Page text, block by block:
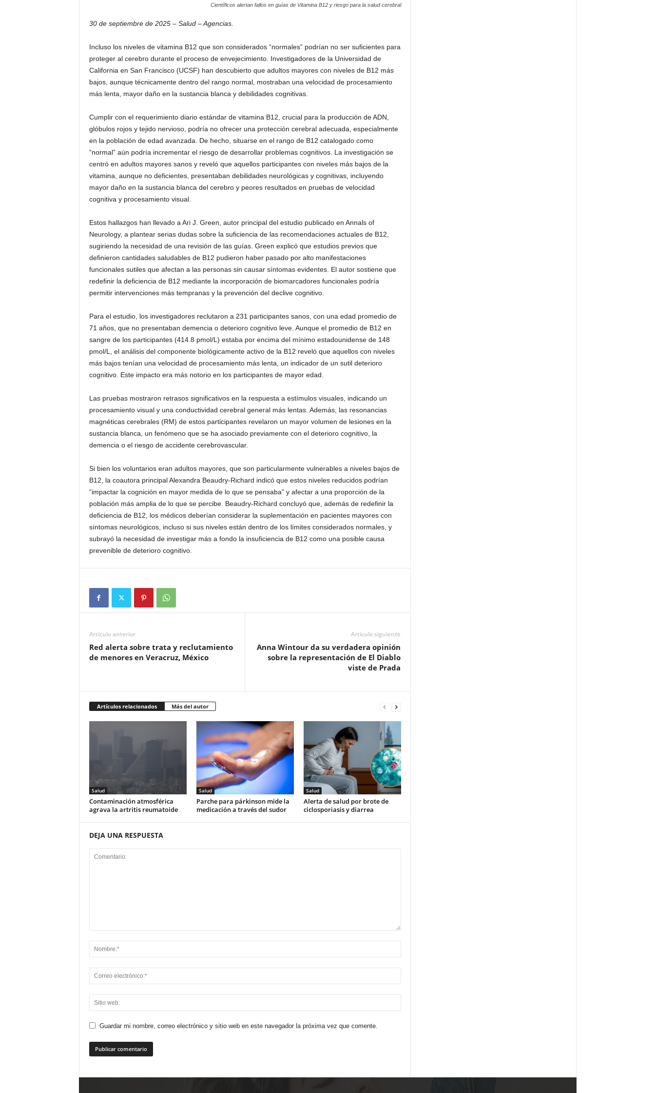
Científicos alertan fallos en guías de Vitamina B12 y riesgo para la salud cerebral
30 de septiembre de 2025 – Salud – Agencias.
Incluso los niveles de vitamina B12 que son considerados “normales” podrían no ser suficientes para
proteger al cerebro durante el proceso de envejecimiento. Investigadores de la Universidad de
California en San Francisco (UCSF) han descubierto que adultos mayores con niveles de B12 más
bajos, aunque técnicamente dentro del rango normal, mostraban una velocidad de procesamiento
más lenta, mayor daño en la sustancia blanca y debilidades cognitivas.
Cumplir con el requerimiento diario estándar de vitamina B12, crucial para la producción de ADN,
glóbulos rojos y tejido nervioso, podría no ofrecer una protección cerebral adecuada, especialmente
en la población de edad avanzada. De hecho, situarse en el rango de B12 catalogado como
“normal” aún podría incrementar el riesgo de desarrollar problemas cognitivos. La investigación se
centró en adultos mayores sanos y reveló que aquellos participantes con niveles más bajos de la
vitamina, aunque no deficientes, presentaban debilidades neurológicas y cognitivas, incluyendo
mayor daño en la sustancia blanca del cerebro y peores resultados en pruebas de velocidad
cognitiva y procesamiento visual.
Estos hallazgos han llevado a Ari J. Green, autor principal del estudio publicado en Annals of
Neurology, a plantear serias dudas sobre la suficiencia de las recomendaciones actuales de B12,
sugiriendo la necesidad de una revisión de las guías. Green explicó que estudios previos que
definieron cantidades saludables de B12 pudieron haber pasado por alto manifestaciones
funcionales sutiles que afectan a las personas sin causar síntomas evidentes. El autor sostiene que
redefinir la deficiencia de B12 mediante la incorporación de biomarcadores funcionales podría
permitir intervenciones más tempranas y la prevención del declive cognitivo.
Para el estudio, los investigadores reclutaron a 231 participantes sanos, con una edad promedio de
71 años, que no presentaban demencia o deterioro cognitivo leve. Aunque el promedio de B12 en
sangre de los participantes (414.8 pmol/L) estaba por encima del mínimo estadounidense de 148
pmol/L, el análisis del componente biológicamente activo de la B12 reveló que aquellos con niveles
más bajos tenían una velocidad de procesamiento más lenta, un indicador de un sutil deterioro
cognitivo. Este impacto era más notorio en los participantes de mayor edad.
Las pruebas mostraron retrasos significativos en la respuesta a estímulos visuales, indicando un
procesamiento visual y una conductividad cerebral general más lentas. Además, las resonancias
magnéticas cerebrales (RM) de estos participantes revelaron un mayor volumen de lesiones en la
sustancia blanca, un fenómeno que se ha asociado previamente con el deterioro cognitivo, la
demencia o el riesgo de accidente cerebrovascular.
Si bien los voluntarios eran adultos mayores, que son particularmente vulnerables a niveles bajos de
B12, la coautora principal Alexandra Beaudry-Richard indicó que estos niveles reducidos podrían
“impactar la cognición en mayor medida de lo que se pensaba” y afectar a una proporción de la
población más amplia de lo que se percibe. Beaudry-Richard concluyó que, además de redefinir la
deficiencia de B12, los médicos deberían considerar la suplementación en pacientes mayores con
síntomas neurológicos, incluso si sus niveles están dentro de los límites considerados normales, y
subrayó la necesidad de investigar más a fondo la insuficiencia de B12 como una posible causa
prevenible de deterioro cognitivo.
Artículo anterior
Red alerta sobre trata y reclutamiento
de menores en Veracruz, México
Artículo siguiente
Anna Wintour da su verdadera opinión
sobre la representación de El Diablo
viste de Prada
Artículos relacionados Más del autor
Salud
Contaminación atmosférica
agrava la artritis reumatoide
Salud
Parche para párkinson mide la
medicación a través del sudor
Salud
Alerta de salud por brote de
ciclosporiasis y diarrea
DEJA UNA RESPUESTA
Guardar mi nombre, correo electrónico y sitio web en este navegador la próxima vez que comente.